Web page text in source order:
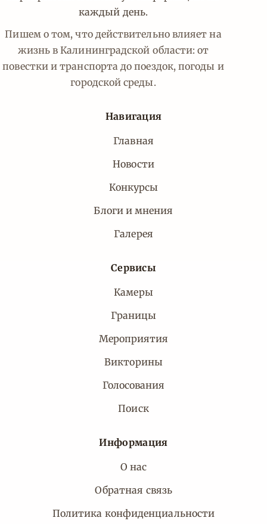
каждый день.
Пишем о том, что действительно влияет на
жизнь в Калининградской области: от
повестки и транспорта до поездок, погоды и
городской среды.
Навигация
Главная
Новости
Конкурсы
Блоги и мнения
Галерея
Сервисы
Камеры
Границы
Мероприятия
Викторины
Голосования
Поиск
Информация
О нас
Обратная связь
Политика конфиденциальности